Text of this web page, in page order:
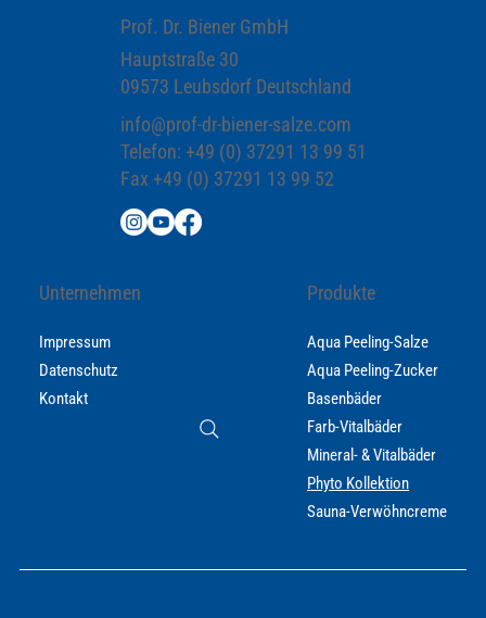
Prof. Dr. Biener GmbH
Hauptstraße 30
09573 Leubsdorf Deutschland
info@prof-dr-biener-salze.com
Telefon: +49 (0) 37291 13 99 51
Fax +49 (0) 37291 13 99 52
Unternehmen
Impressum
Datenschutz
Kontakt
Produkte
Aqua Peeling-Salze
Aqua Peeling-Zucker
Basenbäder
Farb-Vitalbäder
Mineral- & Vitalbäder
Phyto Kollektion
Sauna-Verwöhncreme